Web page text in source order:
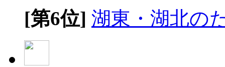
[第6位] 湖東・湖北の